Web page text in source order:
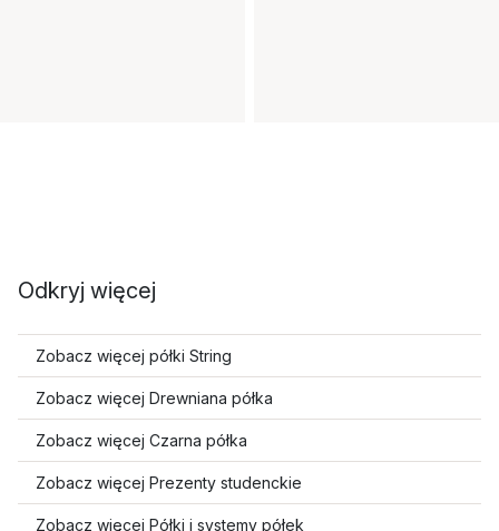
Odkryj więcej
Zobacz więcej półki String
Zobacz więcej Drewniana półka
Zobacz więcej Czarna półka
Zobacz więcej Prezenty studenckie
Zobacz więcej Półki i systemy półek